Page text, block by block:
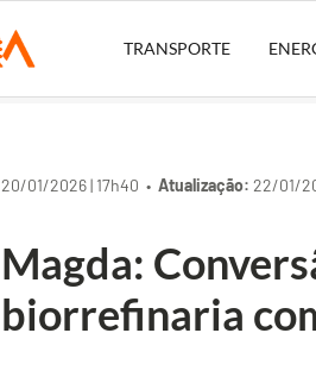
TRANSPORTE
20/01/2026 | 17h40 •Atualização: 22/01/
Magda:
biorrefinaria